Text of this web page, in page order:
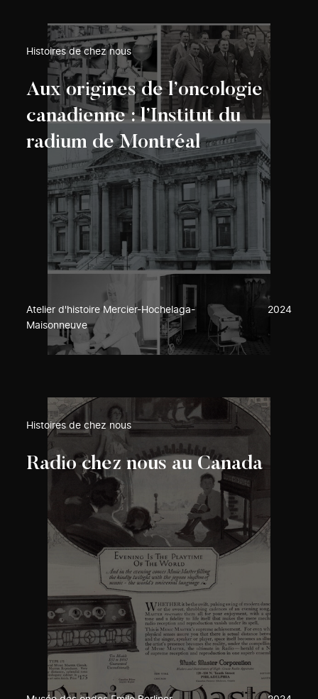
Histoires de chez nous
Aux origines de l’oncologie
canadienne : l’Institut du
radium de Montréal
Atelier d'histoire Mercier-Hochelaga-
Maisonneuve
2024
Histoires de chez nous
Radio chez nous au Canada